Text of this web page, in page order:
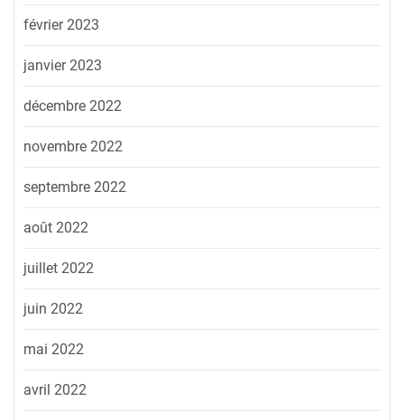
février 2023
janvier 2023
décembre 2022
novembre 2022
septembre 2022
août 2022
juillet 2022
juin 2022
mai 2022
avril 2022